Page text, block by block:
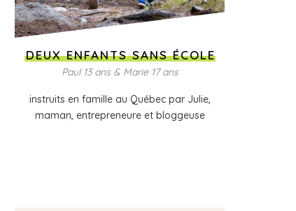
DEUX ENFANTS SANS ÉCOLE
Paul 13 ans & Marie 17 ans
instruits en famille au Québec par Julie,
maman, entrepreneure et bloggeuse